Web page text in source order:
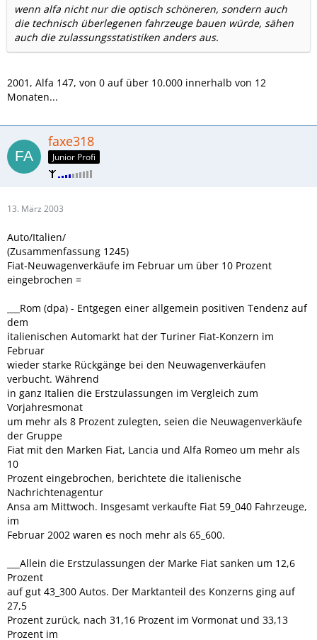
wenn alfa nicht nur die optisch schöneren, sondern auch
die technisch überlegenen fahrzeuge bauen würde, sähen
auch die zulassungsstatistiken anders aus.
2001, Alfa 147, von 0 auf über 10.000 innerhalb von 12
Monaten...
faxe318
Junior Profi
13. März 2003
Auto/Italien/
(Zusammenfassung 1245)
Fiat-Neuwagenverkäufe im Februar um über 10 Prozent
eingebrochen =
___Rom (dpa) - Entgegen einer allgemein positiven Tendenz auf
dem
italienischen Automarkt hat der Turiner Fiat-Konzern im
Februar
wieder starke Rückgänge bei den Neuwagenverkäufen
verbucht. Während
in ganz Italien die Erstzulassungen im Vergleich zum
Vorjahresmonat
um mehr als 8 Prozent zulegten, seien die Neuwagenverkäufe
der Gruppe
Fiat mit den Marken Fiat, Lancia und Alfa Romeo um mehr als
10
Prozent eingebrochen, berichtete die italienische
Nachrichtenagentur
Ansa am Mittwoch. Insgesamt verkaufte Fiat 59_040 Fahrzeuge,
im
Februar 2002 waren es noch mehr als 65_600.
___Allein die Erstzulassungen der Marke Fiat sanken um 12,6
Prozent
auf gut 43_300 Autos. Der Marktanteil des Konzerns ging auf
27,5
Prozent zurück, nach 31,16 Prozent im Vormonat und 33,13
Prozent im